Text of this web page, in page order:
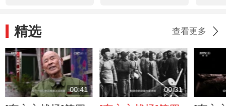
精选 查看更多
00:41 00:31